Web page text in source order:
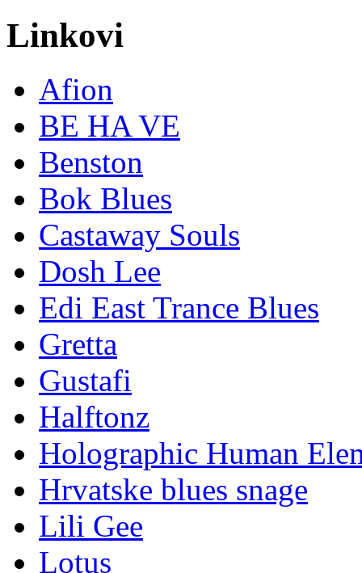
Linkovi
Afion
BE HA VE
Benston
Bok Blues
Castaway Souls
Dosh Lee
Edi East Trance Blues
Gretta
Gustafi
Halftonz
Holographic Human
Hrvatske blues snage
Lili Gee
Lotus